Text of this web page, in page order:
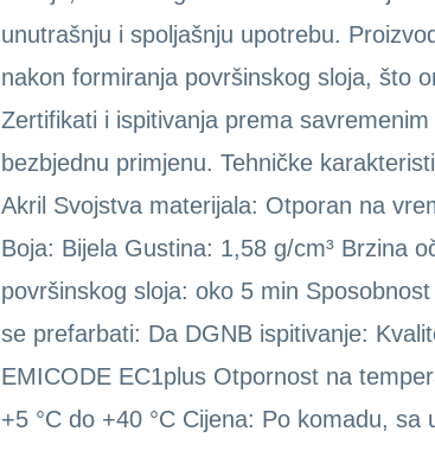
unutrašnju i spoljašnju upotrebu.
nakon formiranja površinskog sloja, što
Zertifikati i ispitivanja prema
bezbjednu primjenu. Tehničke
Akril Svojstva materijala: Otporan na
Boja: Bijela Gustina: 1,58 g/cm³ Brzina
površinskog sloja: oko 5 min
se prefarbati: Da DGNB ispitivanje:
EMICODE EC1plus Otpornost na
+5 °C do +40 °C Cijena: Po komadu, sa